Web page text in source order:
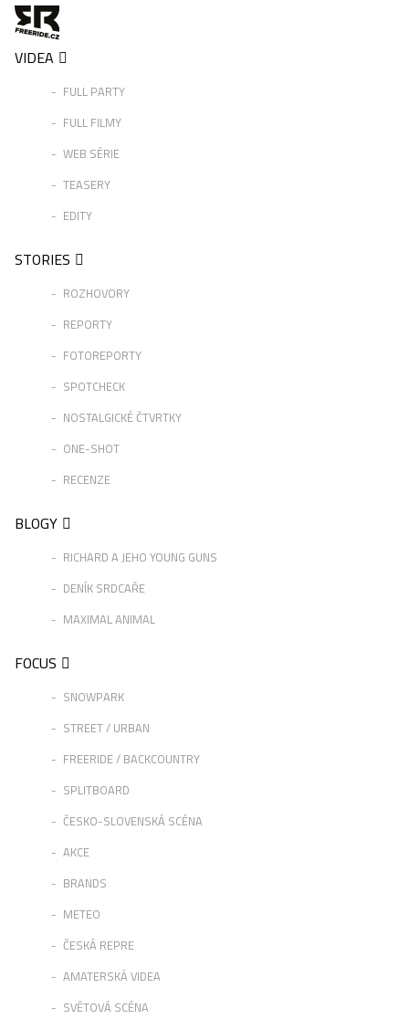
VIDEA
FULL PARTY
FULL FILMY
WEB SÉRIE
TEASERY
EDITY
STORIES
ROZHOVORY
REPORTY
FOTOREPORTY
SPOTCHECK
NOSTALGICKÉ ČTVRTKY
ONE-SHOT
RECENZE
BLOGY
RICHARD A JEHO YOUNG GUNS
DENÍK SRDCAŘE
MAXIMAL ANIMAL
FOCUS
SNOWPARK
STREET / URBAN
FREERIDE / BACKCOUNTRY
SPLITBOARD
ČESKO-SLOVENSKÁ SCÉNA
AKCE
BRANDS
METEO
ČESKÁ REPRE
AMATERSKÁ VIDEA
SVĚTOVÁ SCÉNA